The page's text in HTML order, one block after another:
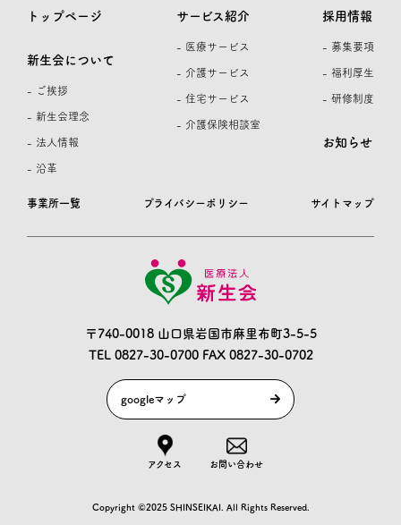
〒740-0018 山口県岩国市麻里布町3-5-5
TEL 0827-30-0700FAX 0827-30-0702
googleマップ
アクセス お問い合わせ
事業所一覧 プライバシーポリシー サイトマップ
トップページ
新生会について
- ご挨拶
- 新生会理念
- 法人情報
- 沿革
サービス紹介
- 医療サービス
- 介護サービス
- 住宅サービス
- 介護保険相談室
採用情報
- 募集要項
- 福利厚生
- 研修制度
お知らせ
Copyright ©2025 SHINSEIKAI. All Rights Reserved.